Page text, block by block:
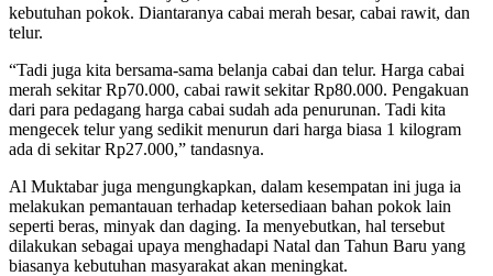
kebutuhan pokok. Diantaranya cabai merah besar, cabai rawit, dan
telur.
“Tadi juga kita bersama-sama belanja cabai dan telur. Harga cabai
merah sekitar Rp70.000, cabai rawit sekitar Rp80.000. Pengakuan
dari para pedagang harga cabai sudah ada penurunan. Tadi kita
mengecek telur yang sedikit menurun dari harga biasa 1 kilogram
ada di sekitar Rp27.000,” tandasnya.
Al Muktabar juga mengungkapkan, dalam kesempatan ini juga ia
melakukan pemantauan terhadap ketersediaan bahan pokok lain
seperti beras, minyak dan daging. Ia menyebutkan, hal tersebut
dilakukan sebagai upaya menghadapi Natal dan Tahun Baru yang
biasanya kebutuhan masyarakat akan meningkat.